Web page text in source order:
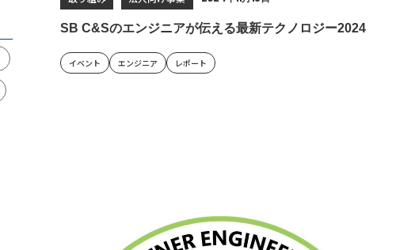
SB C&Sのエンジニアが伝える最新テクノロジー2024
イベント エンジニア レポート